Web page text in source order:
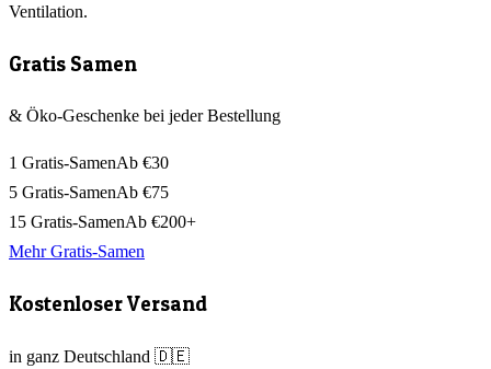
Ventilation.
Gratis Samen
& Öko-Geschenke bei jeder Bestellung
1 Gratis-SamenAb €30
5 Gratis-SamenAb €75
15 Gratis-SamenAb €200+
Mehr Gratis-Samen
Kostenloser Versand
in ganz Deutschland 🇩🇪